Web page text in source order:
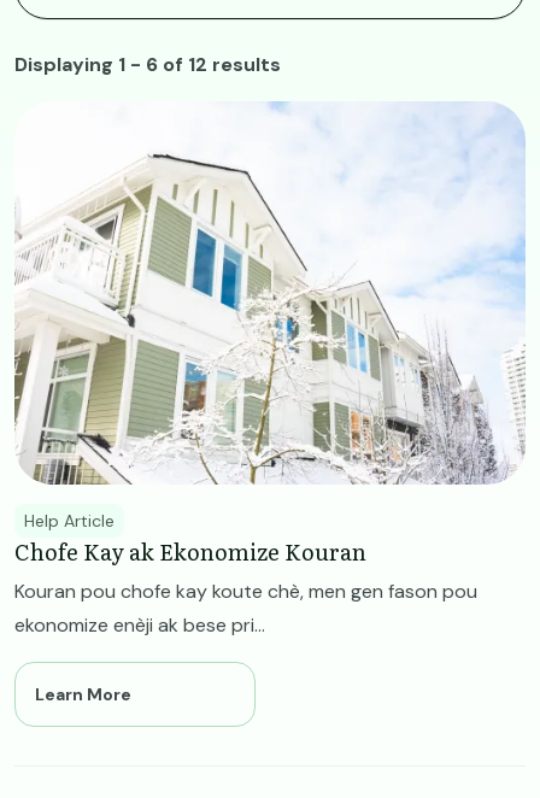
Displaying 1 - 6 of 12 results
Help Article
Chofe Kay ak Ekonomize Kouran
Kouran pou chofe kay koute chè, men gen fason pou
ekonomize enèji ak bese pri...
Learn More